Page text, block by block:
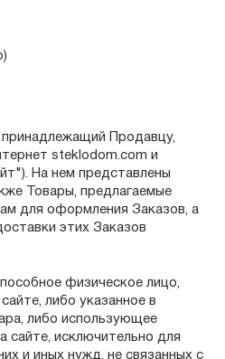
принадлежащий Продавцу,
steklodom.com и
На нем представлены
Товары, предлагаемые
для оформления Заказов, а
этих Заказов
физическое лицо,
либо указанное в
либо использующее
сайте, исключительно для
и иных нужд, не связанных с